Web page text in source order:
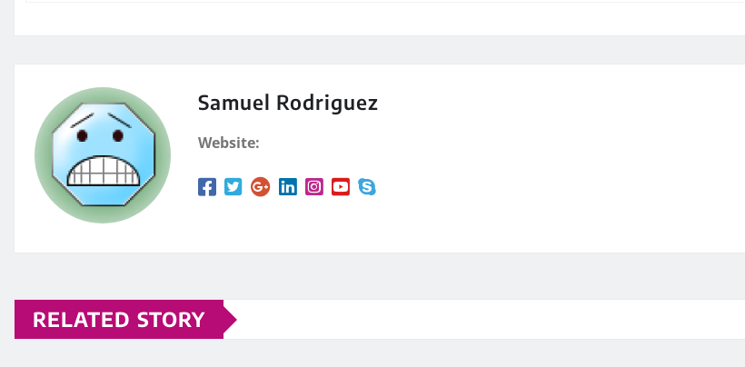
Samuel Rodriguez
Website:
RELATED STORY